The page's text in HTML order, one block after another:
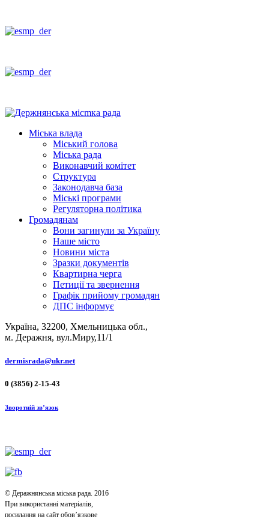
Міська влада
Міський голова
Міська рада
Виконавчий комітет
Структура
Законодавча база
Міські програми
Регуляторна політика
Громадянам
Вони загинули за Україну
Наше місто
Новини міста
Зразки документів
Квартирна черга
Петиції та звернення
Графік прийому громадян
ДПС інформує
Україна, 32200, Хмельницька обл.,
м. Деражня, вул.Миру,11/1
dermisrada@ukr.net
0 (3856) 2-15-43
Зворотній зв’язок
© Деражнянська міська рада. 2016
При використанні матеріалів,
посилання на сайт обов’язкове